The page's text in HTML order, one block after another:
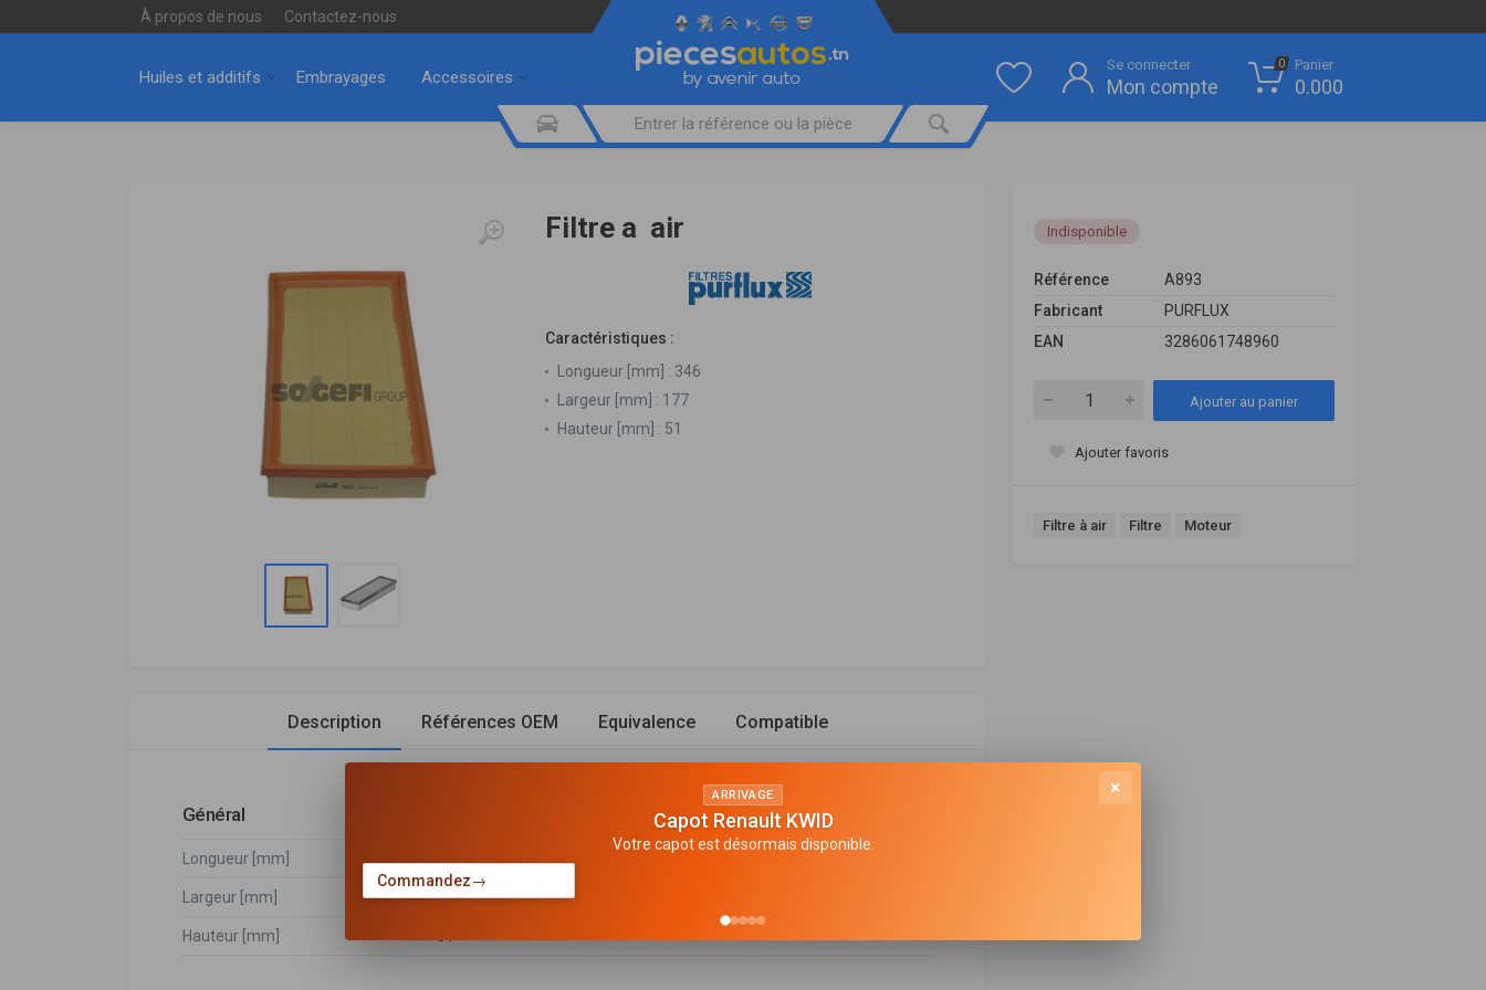
À propos de nous Contactez-nous
Huiles et additifs Embrayages Accessoires
Se connecter
Mon compte
0 Panier
0.000
Filtre a air
Caractéristiques :
Longueur [mm] : 346
Largeur [mm] : 177
Hauteur [mm] : 51
Indisponible
Référence
A893
Fabricant
PURFLUX
EAN
3286061748960
Ajouter au panier
Ajouter favoris
Filtre à air Filtre Moteur
Description Références OEM Equivalence Compatible
Général
Longueur [mm]
Largeur [mm] 177
Hauteur [mm]
×
ARRIVAGE
Capot Renault KWID
Votre capot est désormais disponible.
Commandez→